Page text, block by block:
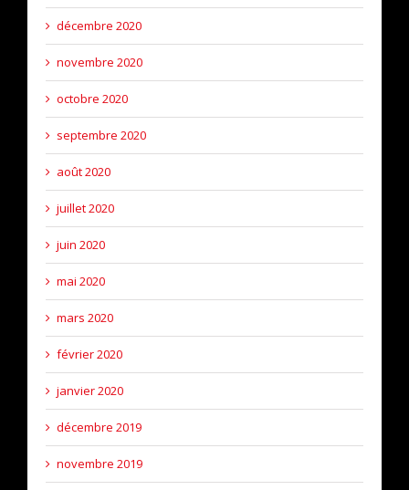
décembre 2020
novembre 2020
octobre 2020
septembre 2020
août 2020
juillet 2020
juin 2020
mai 2020
mars 2020
février 2020
janvier 2020
décembre 2019
novembre 2019